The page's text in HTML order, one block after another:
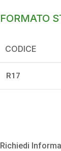
FORMATO
CODICE
R17
Richiedi